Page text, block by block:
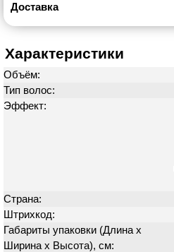
Доставка
Характеристики
Объём:
Тип волос:
Эффект:
Страна:
Штрихкод:
Габариты упаковки (Длина х
Ширина х Высота), см: